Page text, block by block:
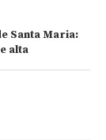
Santa Maria:
alta